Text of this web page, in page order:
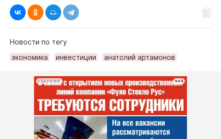
Новости по тегу
экономика
инвестиции анатолий артамонов
РЕКЛАМА